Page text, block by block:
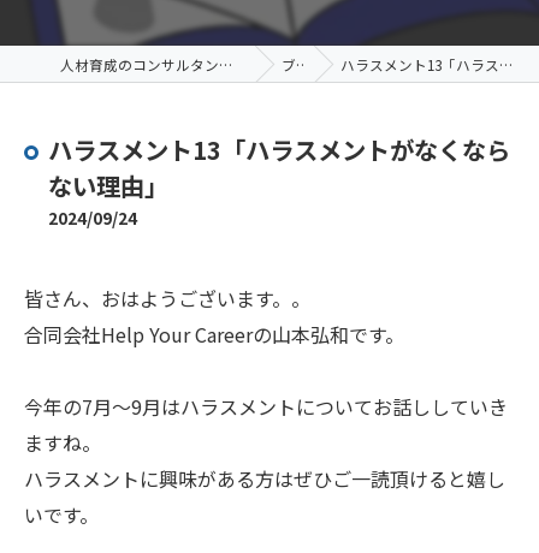
人材育成のコンサルタントなら合同会社Help Your Career ブログ ハラスメント13「ハラスメントがなくならない理由」
ハラスメント13「ハラスメントがなくなら
ない理由」
2024/09/24
皆さん、おはようございます。。
合同会社Help Your Careerの山本弘和です。
今年の7月～9月はハラスメントについてお話ししていき
ますね。
ハラスメントに興味がある方はぜひご一読頂けると嬉し
いです。